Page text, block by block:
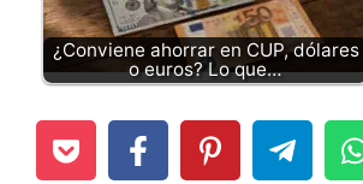
¿Conviene ahorrar en CUP, dólares
o euros? Lo que…